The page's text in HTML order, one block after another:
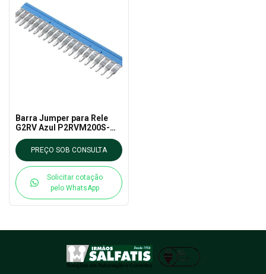
Barra Jumper para Rele
G2RV Azul P2RVM200S-
Omron
PREÇO SOB CONSULTA
Solicitar cotação
pelo WhatsApp